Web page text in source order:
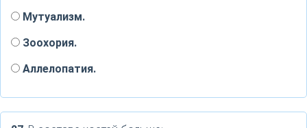
Мутуализм.
Зоохория.
Аллелопатия.